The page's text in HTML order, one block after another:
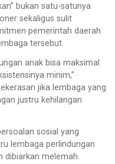
bukan satu-satunya
sekaligus sulit
pemerintah daerah
tersebut.
anak bisa maksimal
minim,"
jika lembaga yang
justru kehilangan
sosial yang
lembaga perlindungan
dibiarkan melemah.